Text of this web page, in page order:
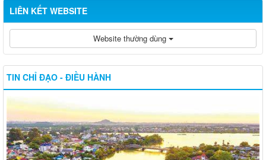
LIÊN KẾT WEBSITE
Website thường dùng
TIN CHỈ ĐẠO - ĐIỀU HÀNH